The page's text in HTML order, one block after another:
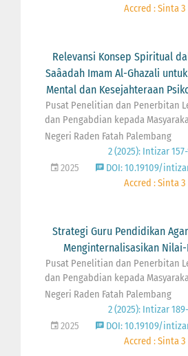
Accred : Sinta 3
Relevansi Konsep Spiritual
Saâadah Imam Al-Ghazali
Mental dan Kesejahteraan
Pusat Penelitian dan Penerbitan
dan Pengabdian kepada
Negeri Raden Fatah Palembang
2 (2025): Intizar
2025
DOI: 10.19109/
Accred : Sinta 3
Strategi Guru Pendidikan
Menginternalisasikan Nilai-
Pusat Penelitian dan Penerbitan
dan Pengabdian kepada
Negeri Raden Fatah Palembang
2 (2025): Intizar
2025
DOI: 10.19109/
Accred : Sinta 3